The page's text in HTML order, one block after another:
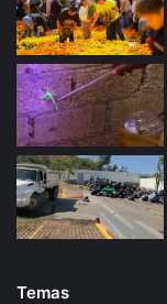
Temas